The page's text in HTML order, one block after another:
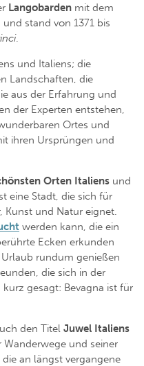
Langobarden mit dem
stand von 1371 bis
.
und Italiens; die
Landschaften, die
aus der Erfahrung und
der Experten entstehen,
Ortes und
ihren Ursprüngen und
Orten Italiens und
eine Stadt, die sich für
Kunst und Natur eignet.
werden kann, die ein
Ecken erkunden
rundum genießen
die sich in der
gesagt: Bevagna ist für
den Titel Juwel Italiens
und seiner
an längst vergangene